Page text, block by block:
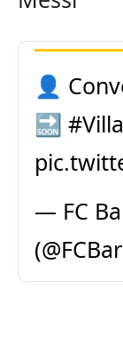
👤
🔜
— FC